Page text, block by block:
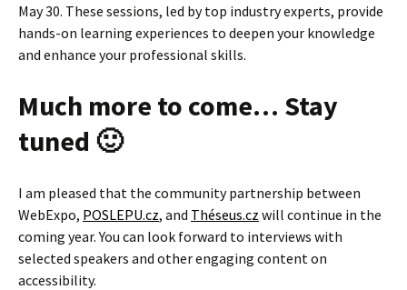
May 30. These sessions, led by top industry experts, provide
hands-on learning experiences to deepen your knowledge
and enhance your professional skills.
Much more to come… Stay
tuned 🙂
I am pleased that the community partnership between
WebExpo, POSLEPU.cz, and Théseus.cz will continue in the
coming year. You can look forward to interviews with
selected speakers and other engaging content on
accessibility.